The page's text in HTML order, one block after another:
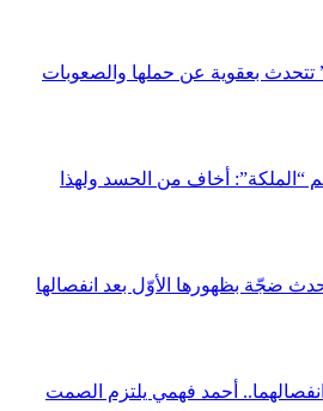
تتحدث بعقوية عن حملها والصعوبات
“الملكة”: أخاف من الحسد ولهذا
ضجّة بظهورها الأوّل بعد انفصالها
انفصالهما.. أحمد فهمي يلتزم الصمت